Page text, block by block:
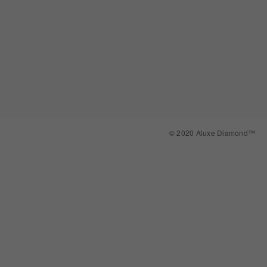
© 2020 Aluxe Diamond™